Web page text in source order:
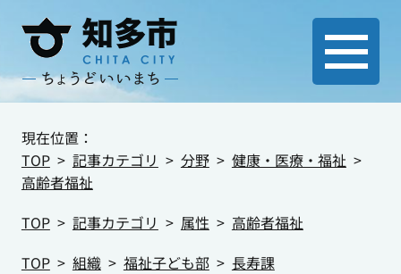
現在位置：
TOP
記事カテゴリ 分野
健康・医療・福祉
高齢者福祉
TOP
記事カテゴリ 属性
高齢者福祉
TOP
組織 福祉子ども部 長寿課